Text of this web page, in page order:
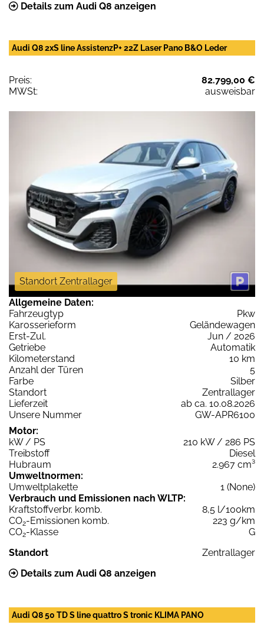
Details zum Audi Q8 anzeigen
Audi Q8 2xS line AssistenzP+ 22Z Laser Pano B&O Leder
Preis:
82.799,00 €
MWSt:
ausweisbar
Standort Zentrallager
Allgemeine Daten:
Fahrzeugtyp
Pkw
Karosserieform
Geländewagen
Erst-Zul.
Jun / 2026
Getriebe
Automatik
Kilometerstand
10 km
Anzahl der Türen
5
Farbe
Silber
Standort
Zentrallager
Lieferzeit
ab ca. 10.08.2026
Unsere Nummer
GW-APR6100
Motor:
kW / PS
210 kW / 286 PS
Treibstoff
Diesel
Hubraum
2.967 cm³
Umweltnormen:
Umweltplakette
1 (None)
Verbrauch und Emissionen nach WLTP:
Kraftstoffverbr. komb.
8,5 l/100km
CO2-Emissionen komb.
223 g/km
CO2-Klasse
G
Standort
Zentrallager
Details zum Audi Q8 anzeigen
Audi Q8 50 TD S line quattro S tronic KLIMA PANO